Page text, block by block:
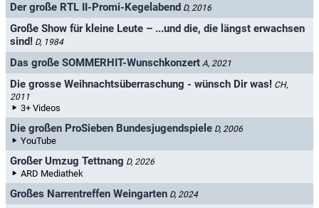
Der große RTL II-Promi-Kegelabend D, 2016
Große Show für kleine Leute – ...und die, die längst erwachsen
sind! D, 1984
Das große SOMMERHIT-Wunschkonzert A, 2021
Die grosse Weihnachtsüberraschung - wünsch Dir was! CH,
2011
3+ Videos
Die großen ProSieben Bundesjugendspiele D, 2006
YouTube
Großer Umzug Tettnang D, 2026
ARD Mediathek
Großes Narrentreffen Weingarten D, 2024